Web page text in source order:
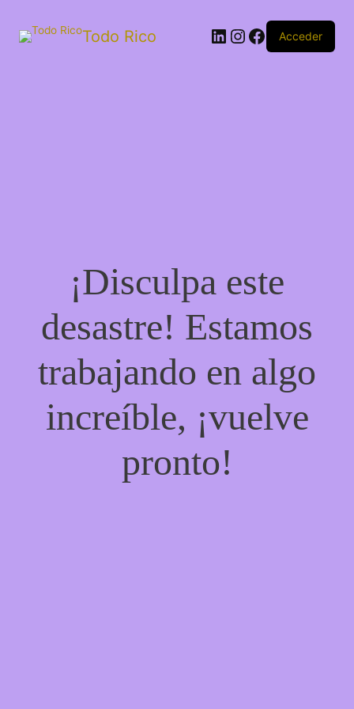
Todo Rico Acceder
¡Disculpa este
desastre! Estamos
trabajando en algo
increíble, ¡vuelve
pronto!